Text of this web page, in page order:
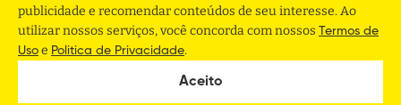
publicidade e recomendar conteúdos de seu interesse. Ao
utilizar nossos serviços, você concorda com nossos Termos de
Uso e Politica de Privacidade.
Aceito